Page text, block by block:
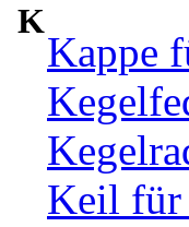
K
Kappe
Keil für